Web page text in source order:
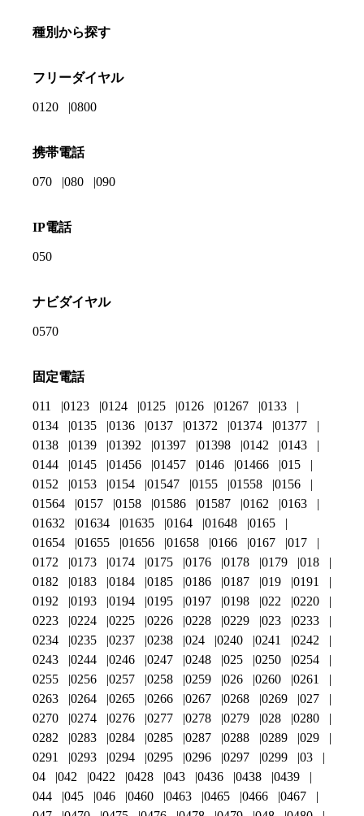
種別から探す
フリーダイヤル
0120 0800
携帯電話
070 080 090
IP電話
050
ナビダイヤル
0570
固定電話
011 0123 0124 0125 0126 01267
0133
0134
0135 0136 0137 01372 01374
01377
0138
0139 01392 01397 01398 0142
0143
0144
0145 01456 01457 0146 01466
015
0152
0153 0154 01547 0155 01558
0156
01564
0157 0158 01586 01587 0162
0163
01632
01634 01635 0164 01648
0165
01654
01655 01656 01658 0166 0167
017
0172
0173 0174 0175 0176 0178 0179
018
0182
0183 0184 0185 0186 0187 019
0191
0192
0193 0194 0195 0197 0198 022
0220
0223
0224 0225 0226 0228 0229 023
0233
0234
0235 0237 0238 024 0240 0241
0242
0243
0244 0246 0247 0248 025 0250
0254
0255
0256 0257 0258 0259 026 0260
0261
0263
0264 0265 0266 0267 0268 0269
027
0270
0274 0276 0277 0278 0279 028
0280
0282
0283 0284 0285 0287 0288 0289
029
0291
0293 0294 0295 0296 0297 0299
03
04
042 0422 0428 043 0436 0438
0439
044
045 046 0460 0463 0465 0466
0467